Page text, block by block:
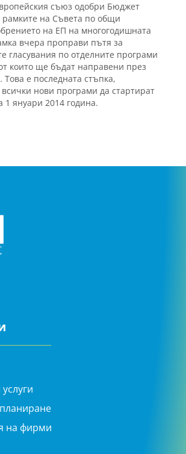
съюз одобри Бюджет
рамките на Съвета по общи
на ЕП на многогодишната
вчера проправи пътя за
гласувания по отделните програми
които ще бъдат направени през
Това е последната стъпка,
нови програми да стартират
януари 2014 година.
на фирми